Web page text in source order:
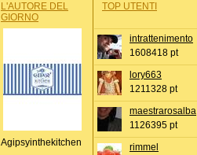
L'AUTORE DEL
GIORNO
Agipsyinthekitchen
TOP UTENTI
intrattenimento
1608418 pt
lory663
1211328 pt
maestrarosalba
1126395 pt
rimmel